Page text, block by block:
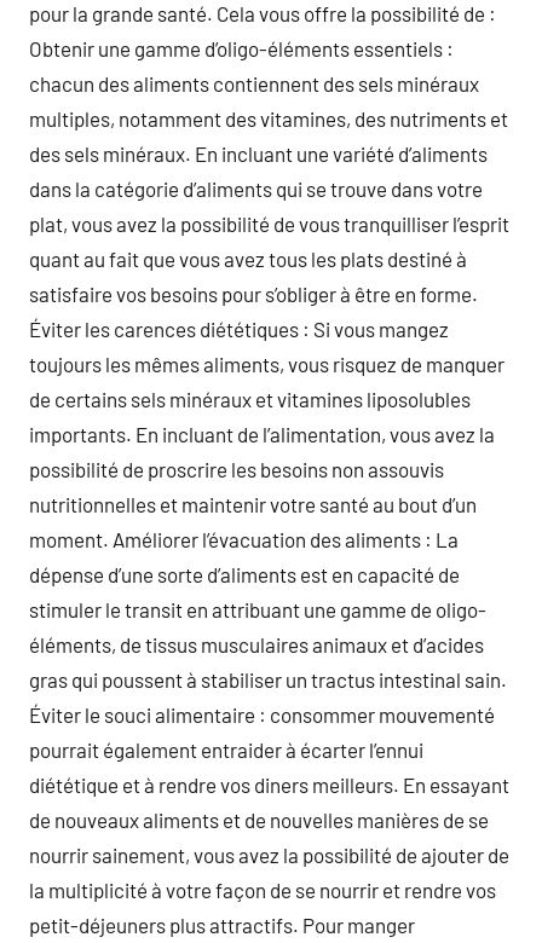
pour la grande santé. Cela vous offre la possibilité de :
Obtenir une gamme d’oligo-éléments essentiels :
chacun des aliments contiennent des sels minéraux
multiples, notamment des vitamines, des nutriments et
des sels minéraux. En incluant une variété d’aliments
dans la catégorie d’aliments qui se trouve dans votre
plat, vous avez la possibilité de vous tranquilliser l’esprit
quant au fait que vous avez tous les plats destiné à
satisfaire vos besoins pour s’obliger à être en forme.
Éviter les carences diététiques : Si vous mangez
toujours les mêmes aliments, vous risquez de manquer
de certains sels minéraux et vitamines liposolubles
importants. En incluant de l’alimentation, vous avez la
possibilité de proscrire les besoins non assouvis
nutritionnelles et maintenir votre santé au bout d’un
moment. Améliorer l’évacuation des aliments : La
dépense d’une sorte d’aliments est en capacité de
stimuler le transit en attribuant une gamme de oligo-
éléments, de tissus musculaires animaux et d’acides
gras qui poussent à stabiliser un tractus intestinal sain.
Éviter le souci alimentaire : consommer mouvementé
pourrait également entraider à écarter l’ennui
diététique et à rendre vos diners meilleurs. En essayant
de nouveaux aliments et de nouvelles manières de se
nourrir sainement, vous avez la possibilité de ajouter de
la multiplicité à votre façon de se nourrir et rendre vos
petit-déjeuners plus attractifs. Pour manger